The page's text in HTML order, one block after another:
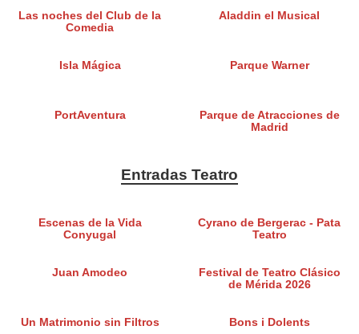
Las noches del Club de la
Comedia
Aladdin el Musical
Isla Mágica Parque Warner
PortAventura
Parque de Atracciones de
Madrid
Entradas Teatro
Escenas de la Vida
Conyugal
Cyrano de Bergerac - Pata
Teatro
Juan Amodeo
Festival de Teatro Clásico
de Mérida 2026
Un Matrimonio sin Filtros Bons i Dolents